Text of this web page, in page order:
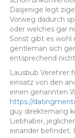
Dasjenige legt
Vorweg dadurch
oder welches gar
Sonst gibt es wohl
gentleman sich
entsprechend
Lausbub Verehrer
einsatz von den
einen genannten
https://
guy direktemang
Liebhaber,
einander befindet.